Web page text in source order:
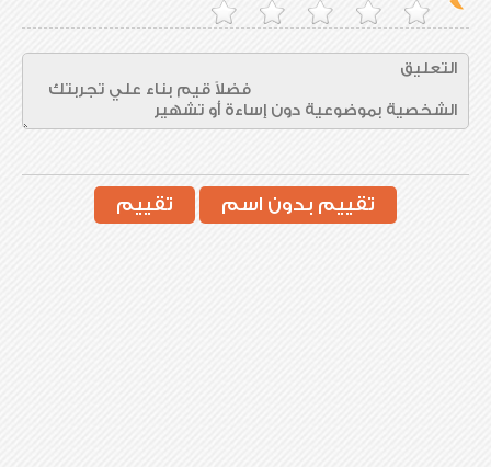
تقييم بدون اسم تقييم